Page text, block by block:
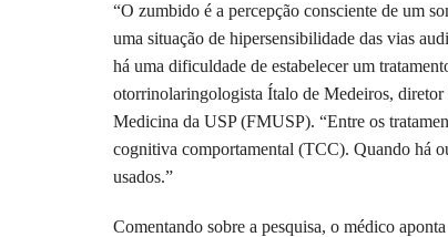
“O zumbido é a percepção consciente de um
uma situação de hipersensibilidade das vias
há uma dificuldade de estabelecer um
otorrinolaringologista Ítalo de Medeiros,
Medicina da USP (FMUSP). “Entre os
cognitiva comportamental (TCC). Quando há
usados.”
Comentando sobre a pesquisa, o médico